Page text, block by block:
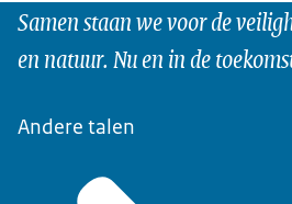
Samen staan we voor de
en natuur. Nu en in de
Andere talen